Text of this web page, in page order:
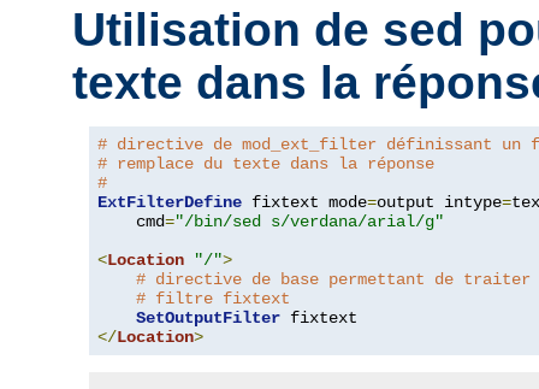
Utilisation de sed
texte dans la
# directive de mod_ext_filter définissant
# remplace du texte dans la réponse
#
ExtFilterDefine fixtext mode=output intype=
    cmd
="/bin/sed s/verdana/arial/g"
<Location "/">
# directive de base permettant de
# filtre fixtext
SetOutputFilter
</Location>